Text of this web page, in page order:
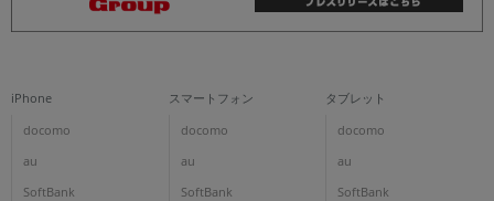
iPhone
docomo
au
SoftBank
スマートフォン
docomo
au
SoftBank
タブレット
docomo
au
SoftBank